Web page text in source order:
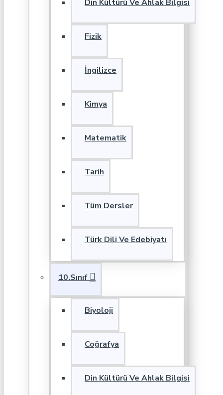
Din Kültürü Ve Ahlak Bilgisi
Fizik
İngilizce
Kimya
Matematik
Tarih
Tüm Dersler
Türk Dili Ve Edebiyatı
10.Sınıf
Biyoloji
Coğrafya
Din Kültürü Ve Ahlak Bilgisi